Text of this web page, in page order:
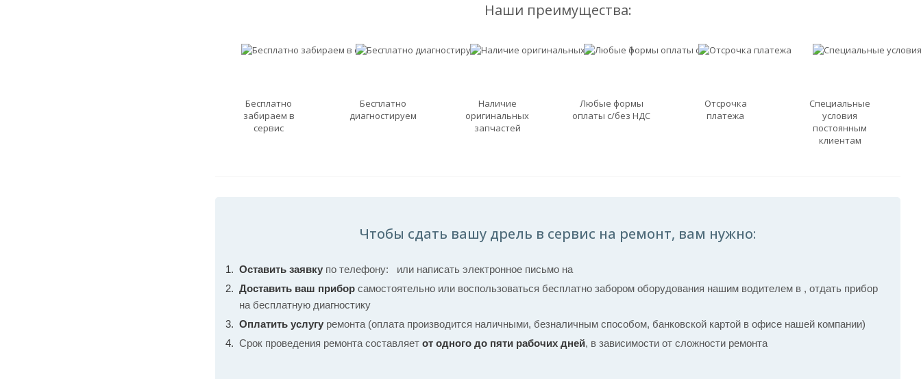
Наши преимущества:
Бесплатно
забираем в
сервис
Бесплатно
диагностируем
Наличие
оригинальных
запчастей
Любые формы
оплаты с/без НДС
Отсрочка
платежа
Специальные
условия
постоянным
клиентам
Чтобы сдать вашу дрель в сервис на ремонт, вам нужно:
Оставить заявку по телефону:
или написать электронное письмо на
Доставить ваш прибор самостоятельно или воспользоваться бесплатно забором оборудования нашим водителем в , отдать прибор
на бесплатную диагностику
Оплатить услугу ремонта (оплата производится наличными, безналичным способом, банковской картой в офисе нашей компании)
Срок проведения ремонта составляет от одного до пяти рабочих дней, в зависимости от сложности ремонта